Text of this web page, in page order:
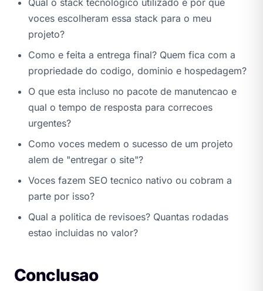
voces escolheram essa stack para o meu
projeto?
Como e feita a entrega final? Quem fica com a
propriedade do codigo, dominio e hospedagem?
O que esta incluso no pacote de manutencao e
qual o tempo de resposta para correcoes
urgentes?
Como voces medem o sucesso de um projeto
alem de "entregar o site"?
Voces fazem SEO tecnico nativo ou cobram a
parte por isso?
Qual a politica de revisoes? Quantas rodadas
estao incluidas no valor?
Conclusao